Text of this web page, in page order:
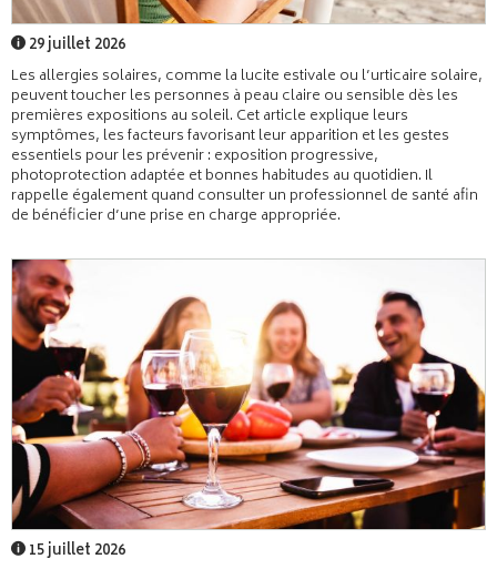
29 juillet 2026
Les allergies solaires, comme la lucite estivale ou l’urticaire solaire,
peuvent toucher les personnes à peau claire ou sensible dès les
premières expositions au soleil. Cet article explique leurs
symptômes, les facteurs favorisant leur apparition et les gestes
essentiels pour les prévenir : exposition progressive,
photoprotection adaptée et bonnes habitudes au quotidien. Il
rappelle également quand consulter un professionnel de santé afin
de bénéficier d’une prise en charge appropriée.
15 juillet 2026